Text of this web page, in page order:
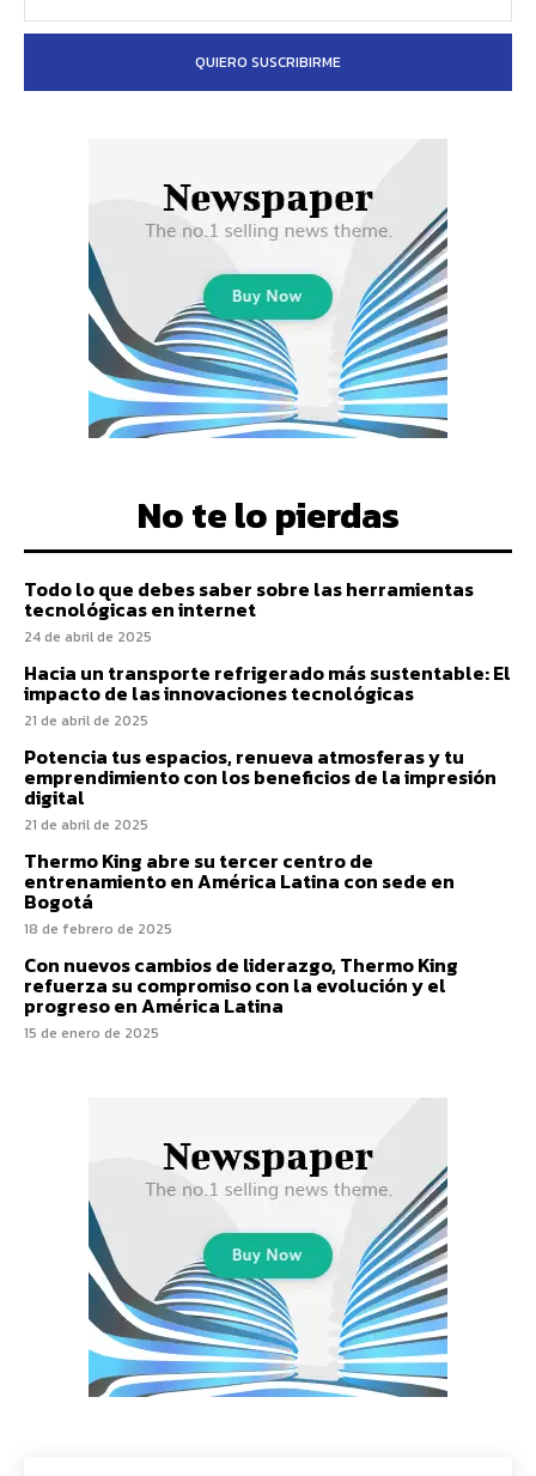
QUIERO SUSCRIBIRME
No te lo pierdas
Todo lo que debes saber sobre las herramientas
tecnológicas en internet
24 de abril de 2025
Hacia un transporte refrigerado más sustentable: El
impacto de las innovaciones tecnológicas
21 de abril de 2025
Potencia tus espacios, renueva atmosferas y tu
emprendimiento con los beneficios de la impresión
digital
21 de abril de 2025
Thermo King abre su tercer centro de
entrenamiento en América Latina con sede en
Bogotá
18 de febrero de 2025
Con nuevos cambios de liderazgo, Thermo King
refuerza su compromiso con la evolución y el
progreso en América Latina
15 de enero de 2025